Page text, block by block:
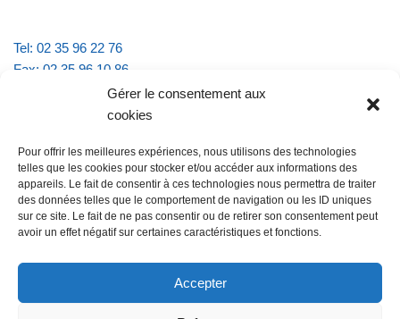
Gérer le consentement aux
cookies
Pour offrir les meilleures expériences, nous utilisons des technologies
telles que les cookies pour stocker et/ou accéder aux informations des
appareils. Le fait de consentir à ces technologies nous permettra de traiter
des données telles que le comportement de navigation ou les ID uniques
sur ce site. Le fait de ne pas consentir ou de retirer son consentement peut
avoir un effet négatif sur certaines caractéristiques et fonctions.
Accepter
Tel: 02 35 96 22 76
Fax: 02 35 96 10 86
Email : mairie.vattevillelarue@wanadoo.fr
lundi et jeudi de 9h à 11h30
mardi et vendredi de 16h à 18h30